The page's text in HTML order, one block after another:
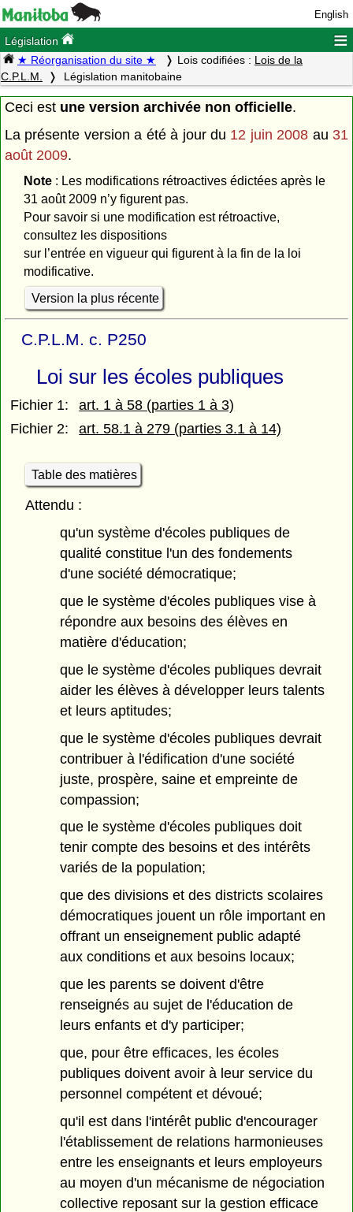
English
Législation ≡
★ Réorganisation du site ★ Lois codifiées : Lois de la
C.P.L.M.
Législation manitobaine
Ceci est une version archivée non officielle.
La présente version a été à jour du 12 juin 2008 au 31
août 2009.
Note: Les modifications rétroactives édictées après le
31 août 2009 n’y figurent pas.
Pour savoir si une modification est rétroactive,
consultez les dispositions
sur l’entrée en vigueur qui figurent à la fin de la loi
modificative.
Version la plus récente
C.P.L.M. c. P250
Loi sur les écoles publiques
Fichier 1:
art. 1 à 58 (parties 1 à 3)
Fichier 2:
art. 58.1 à 279 (parties 3.1 à 14)
Table des matières
Attendu :
qu'un système d'écoles publiques de
qualité constitue l'un des fondements
d'une société démocratique;
que le système d'écoles publiques vise à
répondre aux besoins des élèves en
matière d'éducation;
que le système d'écoles publiques devrait
aider les élèves à développer leurs talents
et leurs aptitudes;
que le système d'écoles publiques devrait
contribuer à l'édification d'une société
juste, prospère, saine et empreinte de
compassion;
que le système d'écoles publiques doit
tenir compte des besoins et des intérêts
variés de la population;
que des divisions et des districts scolaires
démocratiques jouent un rôle important en
offrant un enseignement public adapté
aux conditions et aux besoins locaux;
que les parents se doivent d'être
renseignés au sujet de l'éducation de
leurs enfants et d'y participer;
que, pour être efficaces, les écoles
publiques doivent avoir à leur service du
personnel compétent et dévoué;
qu'il est dans l'intérêt public d'encourager
l'établissement de relations harmonieuses
entre les enseignants et leurs employeurs
au moyen d'un mécanisme de négociation
collective reposant sur la gestion efficace